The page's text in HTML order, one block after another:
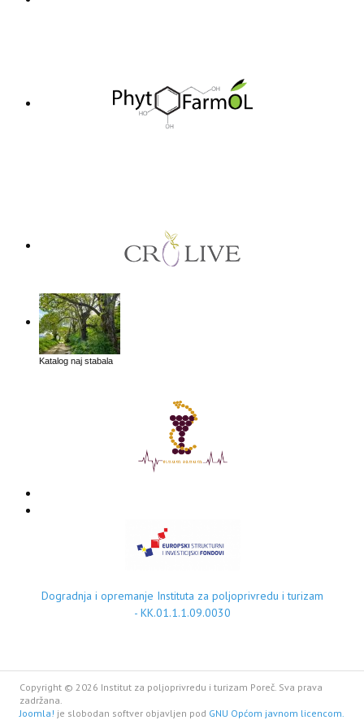
Katalog naj stabala
Dogradnja i opremanje Instituta za poljoprivredu i turizam
- KK.01.1.1.09.0030
Copyright © 2026 Institut za poljoprivredu i turizam Poreč. Sva prava
zadržana.
Joomla! je slobodan softver objavljen pod GNU Općom javnom licencom.